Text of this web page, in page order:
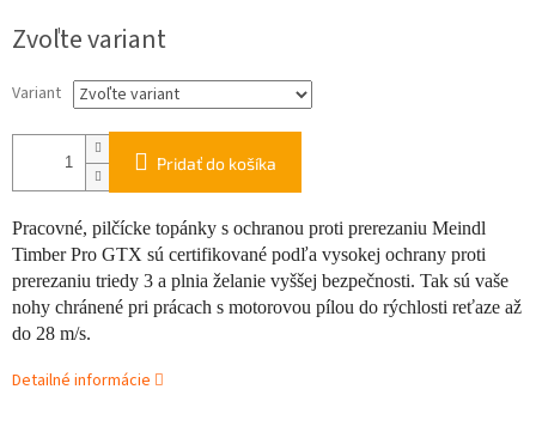
cena:
Zvoľte variant
Variant
Pridať do košíka
Pracovné, pilčícke topánky s ochranou proti prerezaniu Meindl
Timber Pro GTX sú certifikované podľa vysokej ochrany proti
prerezaniu triedy 3 a plnia želanie vyššej bezpečnosti. Tak sú vaše
nohy chránené pri prácach s motorovou pílou do rýchlosti reťaze až
do 28 m/s.
Detailné informácie